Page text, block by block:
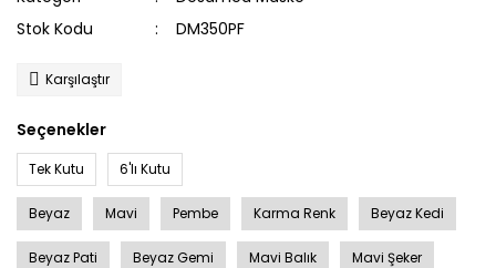
Stok Kodu
DM350PF
Karşılaştır
Seçenekler
Tek Kutu 6'lı Kutu
Beyaz Mavi Pembe Karma Renk Beyaz Kedi
Beyaz Pati Beyaz Gemi Mavi Balık Mavi Şeker